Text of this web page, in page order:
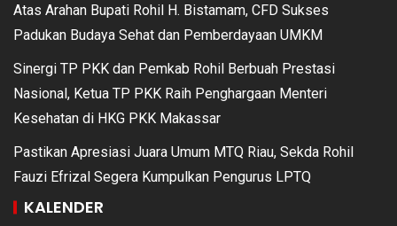
Atas Arahan Bupati Rohil H. Bistamam, CFD Sukses
Padukan Budaya Sehat dan Pemberdayaan UMKM
Sinergi TP PKK dan Pemkab Rohil Berbuah Prestasi
Nasional, Ketua TP PKK Raih Penghargaan Menteri
Kesehatan di HKG PKK Makassar
Pastikan Apresiasi Juara Umum MTQ Riau, Sekda Rohil
Fauzi Efrizal Segera Kumpulkan Pengurus LPTQ
KALENDER